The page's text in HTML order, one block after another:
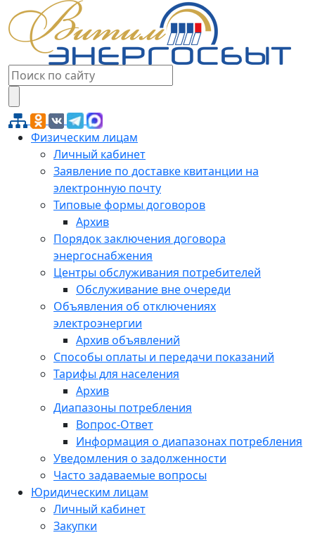
Физическим лицам
Личный кабинет
Заявление по доставке квитанции на
электронную почту
Типовые формы договоров
Архив
Порядок заключения договора
энергоснабжения
Центры обслуживания потребителей
Обслуживание вне очереди
Объявления об отключениях
электроэнергии
Архив объявлений
Способы оплаты и передачи показаний
Тарифы для населения
Архив
Диапазоны потребления
Вопрос-Ответ
Информация о диапазонах потребления
Уведомления о задолженности
Часто задаваемые вопросы
Юридическим лицам
Личный кабинет
Закупки